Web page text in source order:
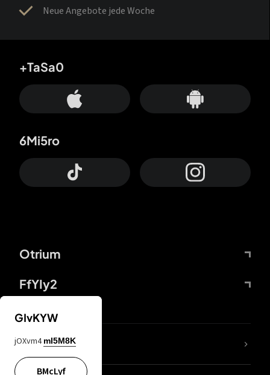
Neue Angebote jede Woche
Otrium
FfYIy2
+TaSa0
6Mi5ro
DDcvSo
GIvKYW
jOXvm4 mI5M8K
BMcLyf